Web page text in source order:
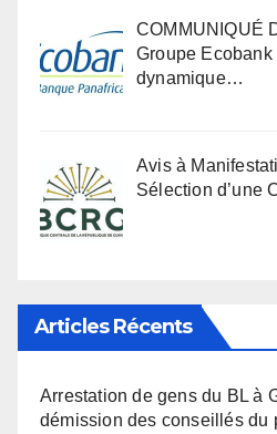
COMMUNIQUÉ
Groupe
dynamique…
Avis à
Sélection d’une
Articles Récents
Arrestation de gens du BL à
démission des conseillés du